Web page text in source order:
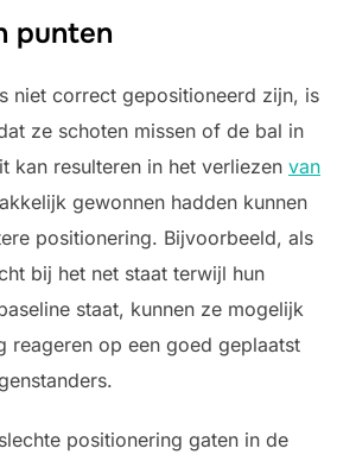
punten
niet correct gepositioneerd zijn, is
ze schoten missen of de bal in
kan resulteren in het verliezen van
gewonnen hadden kunnen
positionering. Bijvoorbeeld, als
bij het net staat terwijl hun
staat, kunnen ze mogelijk
reageren op een goed geplaatst
positionering gaten in de